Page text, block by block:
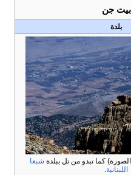
بيت جن
بلدة
كما تبدو من تل ببلدة شبعا
اللبنانية.